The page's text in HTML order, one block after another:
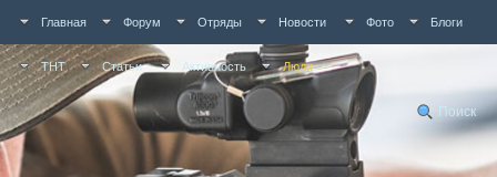
Главная Форум Отряды Новости Фото Блоги
ТНТ Статьи Активность Люди
Поиск